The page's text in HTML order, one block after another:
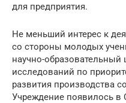
для предприятия.
Не меньший интерес к
со стороны молодых
научно-образовательный
исследований по
развития производства
Учреждение появилось в